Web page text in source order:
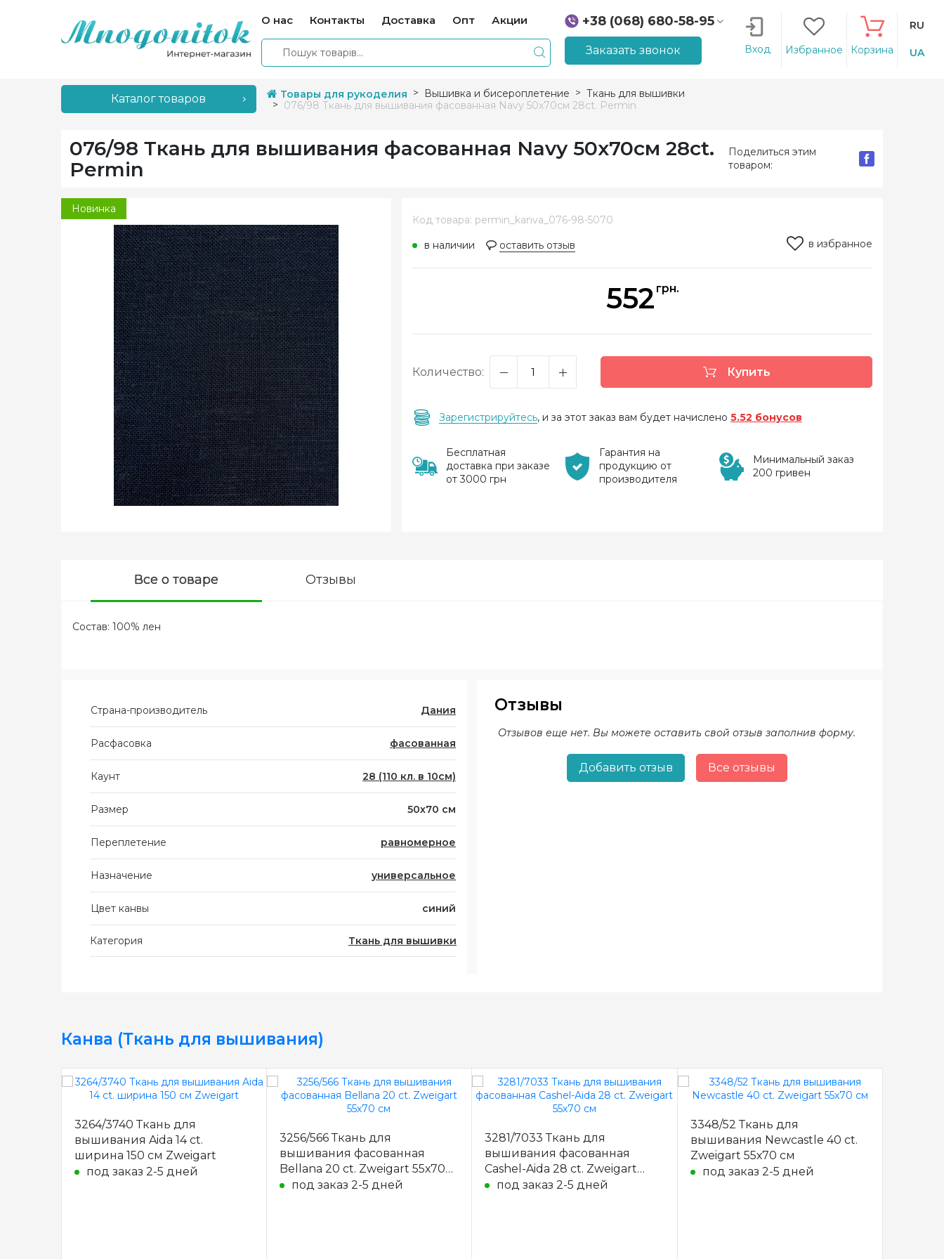
О нас Контакты Доставка Опт Акции
+38 (068) 680-58-95
+38 (066) 207-14-90
Заказать звонок Вход Избранное Корзина
RU
UA
Каталог товаров Товары для рукоделия Вышивка и бисероплетение
Ткань для вышивки
076/98 Ткань для вышивания фасованная Navy 50х70см 28ct. Permin
076/98 Ткань для вышивания фасованная Navy 50х70см 28ct.
Permin
Поделиться этим
товаром:
Новинка
Код товара: permin_kanva_076-98-5070
в наличии
оставить отзыв в избранное
552 грн.
Количество: Купить
Зарегистрируйтесь, и за этот заказ вам будет начислено 5.52 бонусов
Бесплатная
доставка при заказе
от 3000 грн
Гарантия на
продукцию от
производителя
Минимальный заказ
200 гривен
Все о товаре Отзывы
Состав: 100% лен
Страна-производитель Дания
Расфасовка фасованная
Каунт 28 (110 кл. в 10см)
Размер 50х70 см
Переплетение равномерное
Назначение универсальное
Цвет канвы синий
Категория Ткань для вышивки
Отзывы
Отзывов еще нет. Вы можете оставить свой отзыв заполнив форму.
Добавить отзыв Все отзывы
Канва (Ткань для вышивания)
3264/3740 Ткань для
вышивания Aida 14 ct.
ширина 150 см Zweigart
под заказ 2-5 дней
3256/566 Ткань для
вышивания фасованная
Bellana 20 ct. Zweigart 55х70
смпод заказ 2-5 дней
3281/7033 Ткань для
вышивания фасованная
Cashel-Aida 28 ct. Zweigart
55х70 см
под заказ 2-5 дней
3348/52 Ткань для
вышивания Newcastle 40 ct.
Zweigart 55х70 см
под заказ 2-5 дней